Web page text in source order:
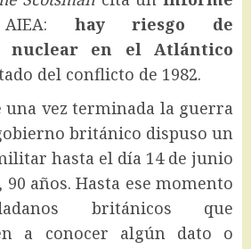
hay riesgo de
nuclear en el Atlántico
del conflicto de 1982.
una vez terminada la guerra
británico dispuso un
hasta el día 14 de junio
90 años. Hasta ese momento
británicos que
a conocer algún dato o